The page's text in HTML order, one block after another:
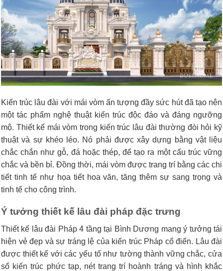
Kiến trúc lâu đài với mái vòm ấn tượng đầy sức hút đã tạo nên
một tác phẩm nghệ thuật kiến trúc độc đáo và đáng ngưỡng
mộ. Thiết kế mái vòm trong kiến trúc lâu đài thường đòi hỏi kỹ
thuật và sự khéo léo. Nó phải được xây dựng bằng vật liệu
chắc chắn như gỗ, đá hoặc thép, để tạo ra một cấu trúc vững
chắc và bền bỉ. Đồng thời, mái vòm được trang trí bằng các chi
tiết tinh tế như họa tiết hoa văn, tăng thêm sự sang trọng và
tinh tế cho công trình.
Ý tưởng thiết kế lâu đài pháp đặc trưng
Thiết kế lâu đài Pháp 4 tầng tại Bình Dương mang ý tưởng tái
hiện vẻ đẹp và sự tráng lệ của kiến trúc Pháp cổ điển. Lâu đài
được thiết kế với các yếu tố như tường thành vững chắc, cửa
sổ kiến trúc phức tạp, nét trang trí hoành tráng và hình khắc